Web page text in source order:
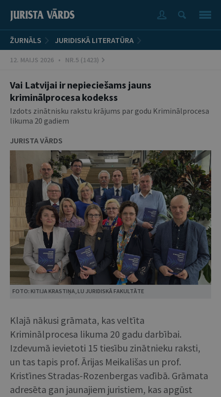
ŽURNĀLS JURIDISKĀ LITERATŪRA
12. MAIJS 2026 • NR.5 (1423)
Vai Latvijai ir nepieciešams jauns
kriminālprocesa kodekss
Izdots zinātnisku rakstu krājums par godu Kriminālprocesa
likuma 20 gadiem
JURISTA VĀRDS
FOTO: KITIJA KRASTIŅA, LU JURIDISKĀ FAKULTĀTE
Klajā nākusi grāmata, kas veltīta
Kriminālprocesa likuma 20 gadu darbībai.
Izdevumā ievietoti 15 tiesību zinātnieku raksti,
un tas tapis prof. Ārijas Meikališas un prof.
Kristīnes Stradas-Rozenbergas vadībā. Grāmata
adresēta gan jaunajiem juristiem, kas apgūst